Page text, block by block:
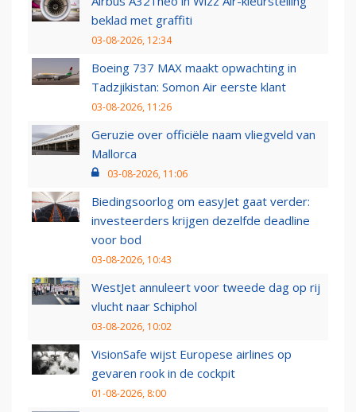
beklad met graffiti
03-08-2026, 12:34
Boeing 737 MAX maakt opwachting in
Tadzjikistan: Somon Air eerste klant
03-08-2026, 11:26
Geruzie over officiële naam vliegveld van
Mallorca
03-08-2026, 11:06
Biedingsoorlog om easyJet gaat verder:
investeerders krijgen dezelfde deadline
voor bod
03-08-2026, 10:43
WestJet annuleert voor tweede dag op rij
vlucht naar Schiphol
03-08-2026, 10:02
VisionSafe wijst Europese airlines op
gevaren rook in de cockpit
01-08-2026, 8:00